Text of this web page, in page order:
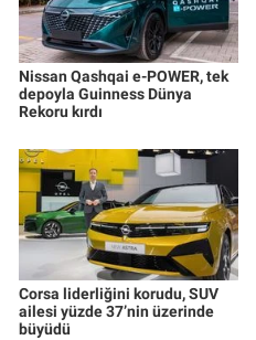
Nissan Qashqai e-POWER, tek
depoyla Guinness Dünya
Rekoru kırdı
Corsa liderliğini korudu, SUV
ailesi yüzde 37’nin üzerinde
büyüdü